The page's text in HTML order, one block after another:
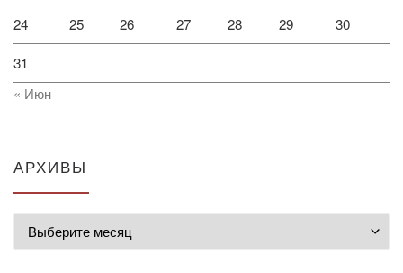
24 25 26 27 28 29 30
31
« Июн
АРХИВЫ